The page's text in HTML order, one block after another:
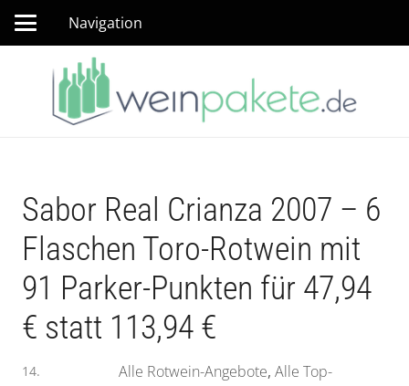
Navigation
Sabor Real Crianza 2007 – 6
Flaschen Toro-Rotwein mit
91 Parker-Punkten für 47,94
€ statt 113,94 €
14.
Alle Rotwein-Angebote,Alle Top-